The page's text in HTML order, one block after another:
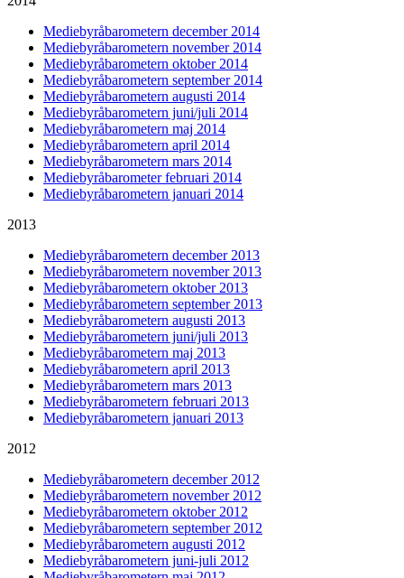
Mediebyråbarometern december 2014
Mediebyråbarometern november 2014
Mediebyråbarometern oktober 2014
Mediebyråbarometern september 2014
Mediebyråbarometern augusti 2014
Mediebyråbarometern juni/juli 2014
Mediebyråbarometern maj 2014
Mediebyråbarometern april 2014
Mediebyråbarometern mars 2014
Mediebyråbarometer februari 2014
Mediebyråbarometern januari 2014
2013
Mediebyråbarometern december 2013
Mediebyråbarometern november 2013
Mediebyråbarometern oktober 2013
Mediebyråbarometern september 2013
Mediebyråbarometern augusti 2013
Mediebyråbarometern juni/juli 2013
Mediebyråbarometern maj 2013
Mediebyråbarometern april 2013
Mediebyråbarometern mars 2013
Mediebyråbarometern februari 2013
Mediebyråbarometern januari 2013
2012
Mediebyråbarometern december 2012
Mediebyråbarometern november 2012
Mediebyråbarometern oktober 2012
Mediebyråbarometern september 2012
Mediebyråbarometern augusti 2012
Mediebyråbarometern juni-juli 2012